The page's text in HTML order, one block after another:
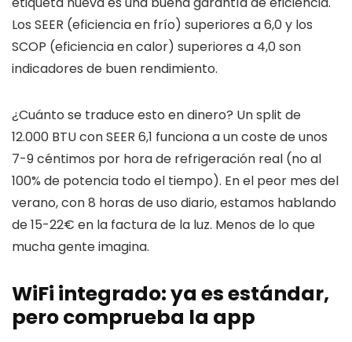
Los SEER (eficiencia en frío) superiores a 6,0 y los
SCOP (eficiencia en calor) superiores a 4,0 son
indicadores de buen rendimiento.
¿Cuánto se traduce esto en dinero? Un split de
12.000 BTU con SEER 6,1 funciona a un coste de unos
7-9 céntimos por hora de refrigeración real (no al
100% de potencia todo el tiempo). En el peor mes del
verano, con 8 horas de uso diario, estamos hablando
de 15-22€ en la factura de la luz. Menos de lo que
mucha gente imagina.
WiFi integrado: ya es estándar,
pero comprueba la app